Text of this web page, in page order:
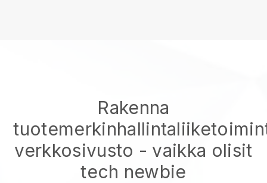
Rakenna
verkkosivusto - vaikka olisit
tech newbie